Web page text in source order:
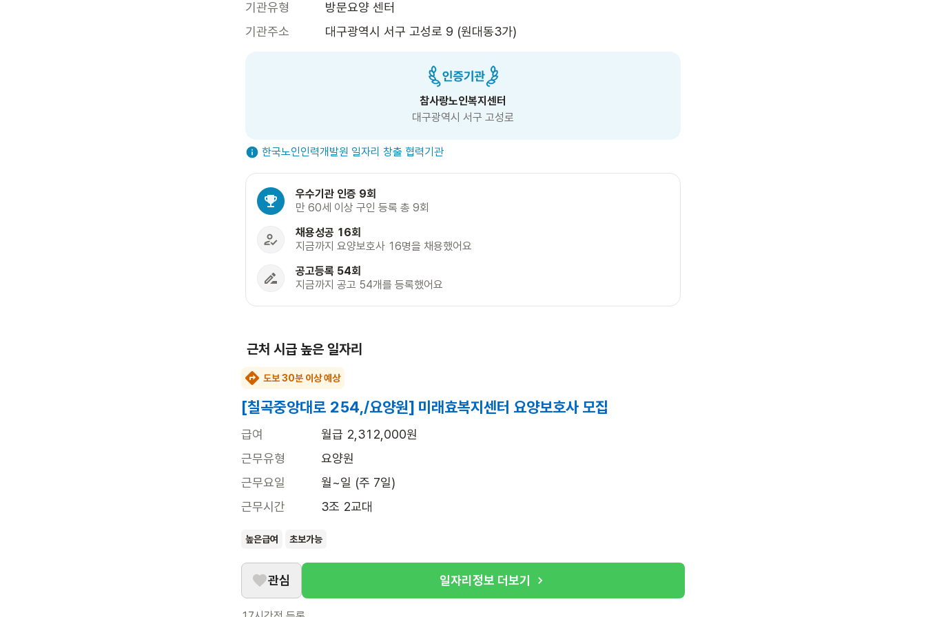
기관유형
방문요양 센터
기관주소
대구광역시 서구 고성로 9 (원대동3가)
참사랑노인복지센터
대구광역시 서구 고성로
한국노인인력개발원 일자리 창출 협력기관
우수기관 인증 9회
만 60세 이상 구인 등록 총 9회
채용성공 16회
지금까지 요양보호사 16명을 채용했어요
공고등록 54회
지금까지 공고 54개를 등록했어요
근처 시급 높은 일자리
도보 30분 이상 예상
[칠곡중앙대로 254,/요양원] 미래효복지센터 요양보호사 모집
급여
월급 2,312,000원
근무유형
요양원
근무요일
월~일 (주 7일)
근무시간
3조 2교대
높은급여 초보가능
관심 일자리정보 더보기